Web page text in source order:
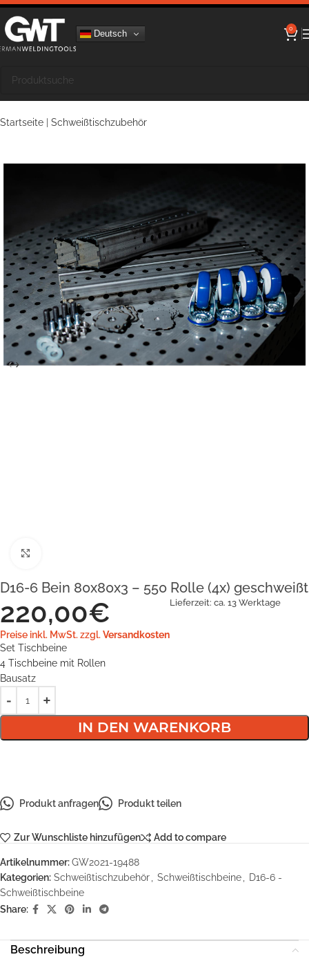
Deutsch 0
Startseite Schweißtischzubehör
D16-6 Bein 80x80x3 – 550 Rolle (4x) geschweißt
220,00€
Preise inkl. MwSt. zzgl. Versandkosten
Lieferzeit: ca. 13 Werktage
Set Tischbeine
4 Tischbeine mit Rollen
Bausatz
IN DEN WARENKORB
Produkt anfragen Produkt teilen
Zur Wunschliste hinzufügen Add to compare
Artikelnummer:GW2021-19488
Kategorien: Schweißtischzubehör Schweißtischbeine
D16-6 -
Schweißtischbeine
Share:
Beschreibung